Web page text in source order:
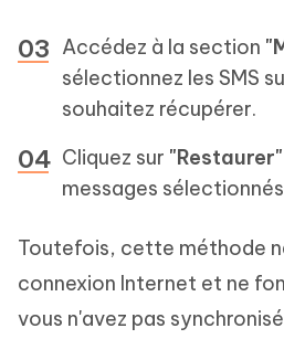
Accédez à la section
sélectionnez les SMS
souhaitez récupérer.
Cliquez sur "Restaurer"
messages
Toutefois, cette méthode
connexion Internet et ne
vous n'avez pas